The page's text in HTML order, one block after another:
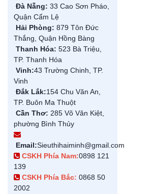
Đà Nẵng: 33 Cao Sơn Pháo,
Quận Cẩm Lệ
Hải Phòng: 879 Tôn Đức
Thắng, Quận Hồng Bàng
Thanh Hóa: 523 Bà Triệu,
TP. Thanh Hóa
Vinh:43 Trường Chinh, TP.
Vinh
Đắk Lắk:154 Chu Văn An,
TP. Buôn Ma Thuột
Cần Thơ: 285 Võ Văn Kiệt,
phường Bình Thủy
Email:Sieuthihaiminh@gmail.com
CSKH Phía Nam:0898 121
139
CSKH Phía Bắc: 0868 50
2002